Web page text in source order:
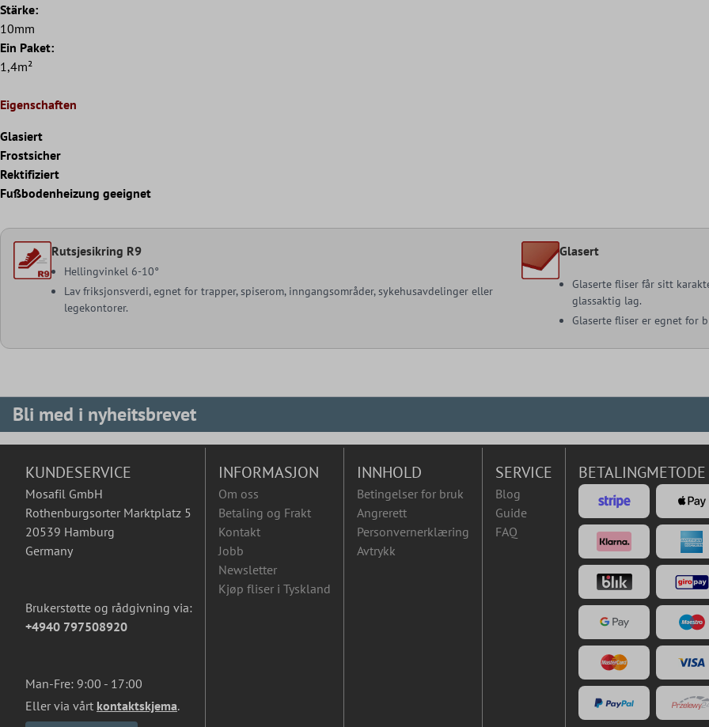
Stärke:
10mm
Ein Paket:
1,4m²
Eigenschaften
Glasiert
Frostsicher
Rektifiziert
Fußbodenheizung geeignet
Rutsjesikring R9
Hellingvinkel 6-10°
Lav friksjonsverdi, egnet for trapper, spiserom, inngangsområder, sykehusavdelinger eller
legekontorer.
Glasert
Glaserte fliser får sitt
glassaktig lag.
Glaserte fliser er egnet for
Bli med i nyheitsbrevet
KUNDESERVICE
Mosafil GmbH
Rothenburgsorter Marktplatz 5
20539 Hamburg
Germany
Brukerstøtte og rådgivning via:
+4940 797508920
Man-Fre: 9:00 - 17:00
Eller via vårt kontaktskjema.
INFORMASJON
Om oss
Betaling og Frakt
Kontakt
Jobb
Newsletter
Kjøp fliser i Tyskland
INNHOLD
Betingelser for bruk
Angrerett
Personvernerklæring
Avtrykk
SERVICE
Blog
Guide
FAQ
BETALINGMETODE